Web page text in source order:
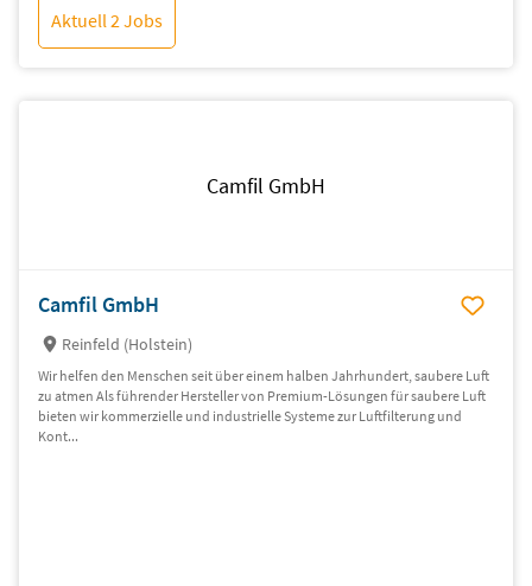
Aktuell 2 Jobs
Camfil GmbH
Camfil GmbH
Reinfeld (Holstein)
Wir helfen den Menschen seit über einem halben Jahrhundert, saubere Luft
zu atmen Als führender Hersteller von Premium-Lösungen für saubere Luft
bieten wir kommerzielle und industrielle Systeme zur Luftfilterung und
Kont...